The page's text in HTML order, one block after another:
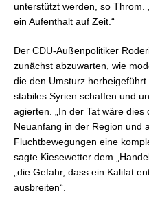
unterstützt werden, so Throm.
ein Aufenthalt auf Zeit.“
Der CDU-Außenpolitiker
zunächst abzuwarten, wie
die den Umsturz
stabiles Syrien schaffen und
agierten. „In der Tat wäre
Neuanfang in der Region und
Fluchtbewegungen eine
sagte Kiesewetter dem
„die Gefahr, dass ein Kalifat
ausbreiten“.